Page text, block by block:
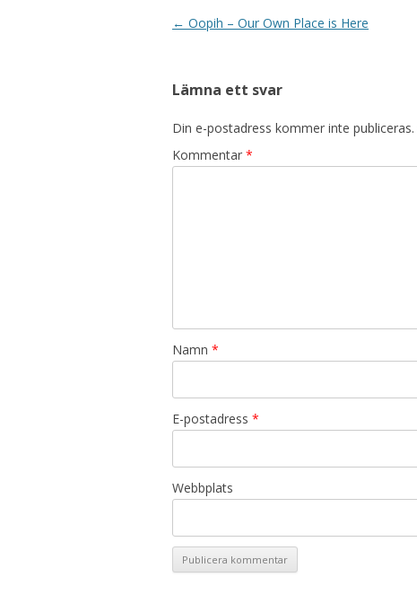
Inläggsnavigering
← Oopih – Our Own Place is Here
Lämna ett svar
Din e-postadress kommer inte publiceras.
Kommentar *
Namn *
E-postadress *
Webbplats